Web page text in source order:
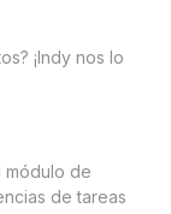
¡Indy nos lo
módulo de
de tareas